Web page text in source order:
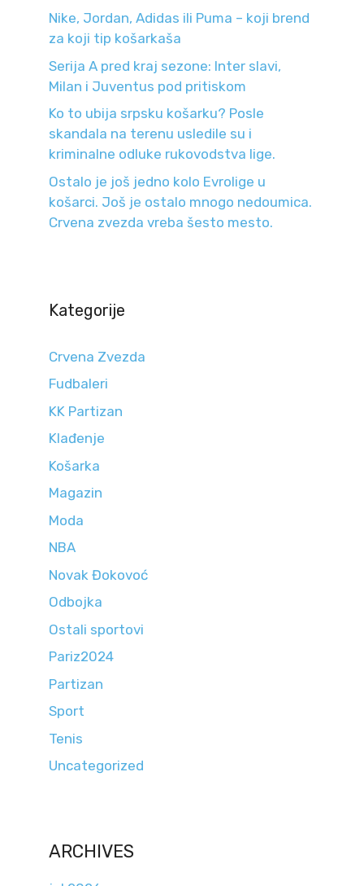
Nike, Jordan, Adidas ili Puma – koji brend
za koji tip košarkaša
Serija A pred kraj sezone: Inter slavi,
Milan i Juventus pod pritiskom
Ko to ubija srpsku košarku? Posle
skandala na terenu usledile su i
kriminalne odluke rukovodstva lige.
Ostalo je još jedno kolo Evrolige u
košarci. Još je ostalo mnogo nedoumica.
Crvena zvezda vreba šesto mesto.
Kategorije
Crvena Zvezda
Fudbaleri
KK Partizan
Klađenje
Košarka
Magazin
Moda
NBA
Novak Đokovoć
Odbojka
Ostali sportovi
Pariz2024
Partizan
Sport
Tenis
Uncategorized
ARCHIVES